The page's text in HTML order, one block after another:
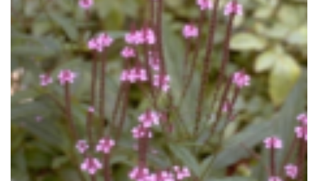
Blauwe verbena
Verbena hastata 'Rosea'